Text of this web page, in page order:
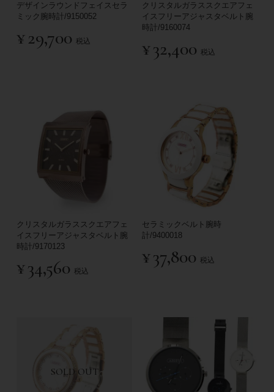
デザインラウンドフェイスセラ
ミック腕時計/9150052
¥29,700 税込
クリスタルガラススクエアフェ
イスフリーアジャスタベルト腕
時計/9160074
¥32,400 税込
クリスタルガラススクエアフェ
イスフリーアジャスタベルト腕
時計/9170123
¥34,560 税込
セラミックベルト腕時
計/9400018
¥37,800 税込
SOLD OUT